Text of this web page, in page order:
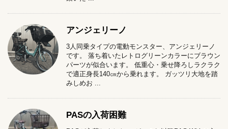
アンジェリーノ
3人同乗タイプの電動モンスター、アンジェリーノ
です。 落ち着いたレトログリーンカラーにブラウン
パーツが似合います。 低重心・乗せ降ろしラクラク
で適正身長140㎝から乗れます。 ガッツリ大地を踏
みしめお ...
PASの入荷困難